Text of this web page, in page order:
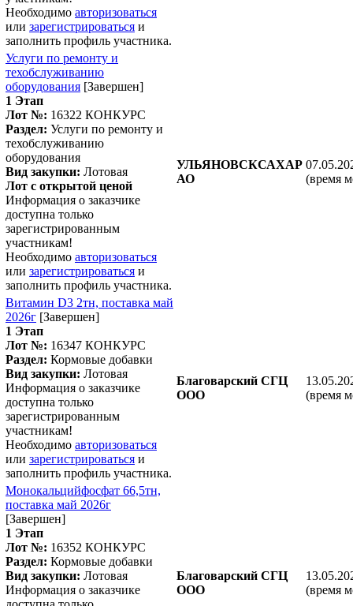
Необходимо авторизоваться
или зарегистрироваться и
заполнить профиль участника.
Услуги по ремонту и
техобслуживанию
оборудования [Завершен]
1 Этап
Лот №: 16322 КОНКУРС
Раздел: Услуги по ремонту и
техобслуживанию
оборудования
Вид закупки: Лотовая
Лот с открытой ценой
Информация о заказчике
доступна только
зарегистрированным
участникам!
Необходимо авторизоваться
или зарегистрироваться и
заполнить профиль участника.
УЛЬЯНОВСКСАХАР
АО
(время
Витамин D3 2тн, поставка май
2026г [Завершен]
1 Этап
Лот №: 16347 КОНКУРС
Раздел: Кормовые добавки
Вид закупки: Лотовая
Информация о заказчике
доступна только
зарегистрированным
участникам!
Необходимо авторизоваться
или зарегистрироваться и
заполнить профиль участника.
Благоварский СГЦ
ООО
(время
Монокальцийфосфат 66,5тн,
поставка май 2026г
[Завершен]
1 Этап
Лот №: 16352 КОНКУРС
Раздел: Кормовые добавки
Вид закупки: Лотовая
Информация о заказчике
Благоварский СГЦ
ООО
(время